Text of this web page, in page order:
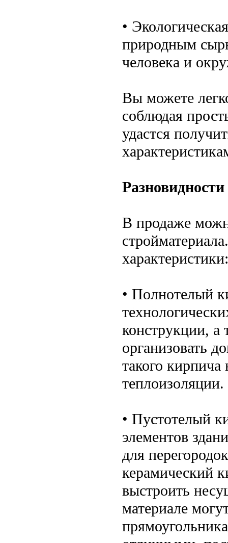
•
природным
человека и
Вы можете
соблюдая
удастся
В продаже
характеристики:
• Полнотелый
конструкции,
организовать
такого
теплоизоляции.
• Пустотелый
элементов
для
керамический
выстроить
материале